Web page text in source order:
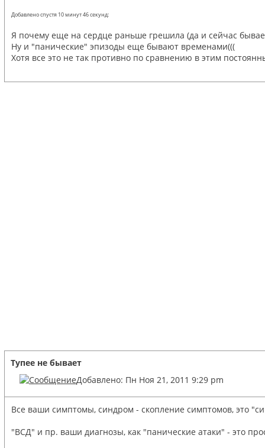
Добавлено спустя 10 минут 46 секунд:
Я почему еще на сердце раньше грешила (да и сейчас
Ну и "панические" эпизоды еще бывают временами(((
Хотя все это не так противно по сравнению в этим
Тупее не бывает
Добавлено: Пн Ноя 21, 2011 9:29 pm
Все ваши симптомы, синдром - скопление симптомов, это
"ВСД" и пр. ваши диагнозы, как "панические атаки" - это